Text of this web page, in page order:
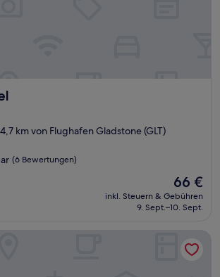
km von Flughafen Gladstone (GLT)
(6 Bewertungen)
Der
Preis
beträgt
66 €
inkl. Steuern & Gebühren
9. Sept.–10. Sept.